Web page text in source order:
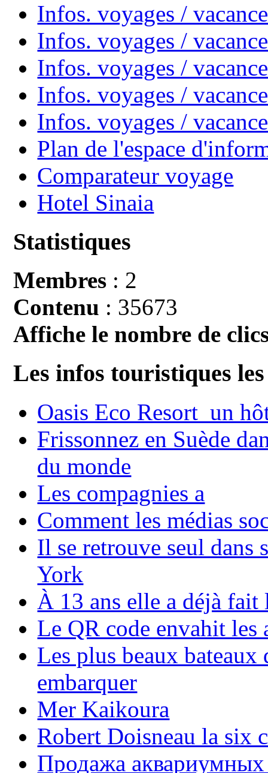
Infos. voyages /
Infos. voyages /
Infos. voyages /
Infos. voyages /
Infos. voyages /
Plan de l'espace
Comparateur voyage
Hotel Sinaia
Statistiques
Membres : 2
Contenu : 35673
Affiche le nombre de
Les infos touristiques
Oasis Eco Resort un
Frissonnez en Suède
du monde
Les compagnies a
Comment les médias
Il se retrouve seul dans
York
À 13 ans elle a déjà
Le QR code envahit les
Les plus beaux bateaux
embarquer
Mer Kaikoura
Robert Doisneau la six
Продажа аквариумных